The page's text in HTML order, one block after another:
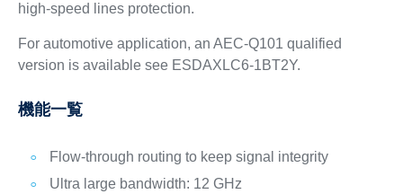
high-speed lines protection.
For automotive application, an AEC-Q101 qualified
version is available see ESDAXLC6-1BT2Y.
機能一覧
Flow-through routing to keep signal integrity
Ultra large bandwidth: 12 GHz